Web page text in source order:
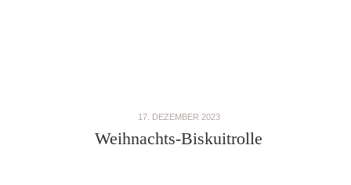
17. DEZEMBER 2023
Weihnachts-Biskuitrolle